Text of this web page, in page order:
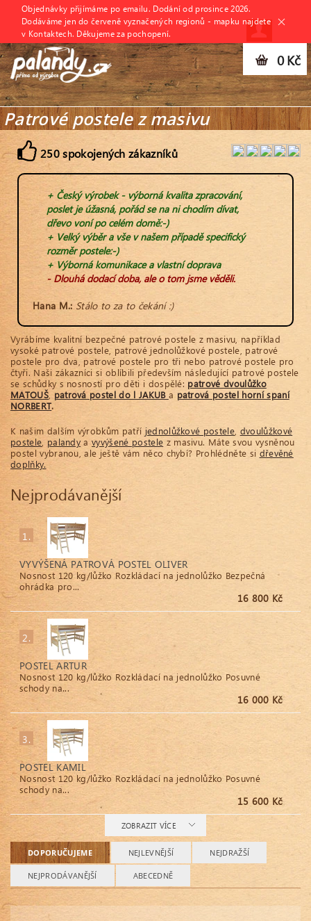
Objednávky přijímáme po emailu. Dodání od prosince 2026.
Dodáváme jen do červeně vyznačených regionů - mapku najdete
v Kontaktech. Děkujeme za pochopení.
0 Kč
Patrové postele z masivu
250 spokojených zákazníků
+ Český výrobek - výborná kvalita zpracování,
poslet je úžasná, pořád se na ni chodím dívat,
dřevo voní po celém domě:-)
+ Velký výběr a vše v našem případě specifický
rozměr postele:-)
+ Výborná komunikace a vlastní doprava
- Dlouhá dodací doba, ale o tom jsme věděli.
Hana M.: Stálo to za to čekání :)
Vyrábíme kvalitní bezpečné patrové postele z masivu, například
vysoké patrové postele, patrové jednolůžkové postele, patrové
postele pro dva, patrové postele pro tři nebo patrové postele pro
čtyři. Naši zákazníci si oblíbili především následující patrové postele
se schůdky s nosností pro děti i dospělé: patrové dvoulůžko
MATOUŠ, patrová postel do l JAKUB a patrová postel horní spaní
NORBERT.
K našim dalším výrobkům patří jednolůžkové postele dvoulůžkové
postele palandyavyvýšené postele z masivu. Máte svou vysněnou
postel vybranou, ale ještě vám něco chybí? Prohlédněte si dřevěné
doplňky.
Nejprodávanější
1.
VYVÝŠENÁ PATROVÁ POSTEL OLIVER
Nosnost 120 kg/lůžko Rozkládací na jednolůžko Bezpečná
ohrádka pro...
16 800 Kč
2.
POSTEL ARTUR
Nosnost 120 kg/lůžko Rozkládací na jednolůžko Posuvné
schody na...
16 000 Kč
3.
POSTEL KAMIL
Nosnost 120 kg/lůžko Rozkládací na jednolůžko Posuvné
schody na...
15 600 Kč
ZOBRAZIT VÍCE
DOPORUČUJEME NEJLEVNĚJŠÍ NEJDRAŽŠÍ
NEJPRODÁVANĚJŠÍ ABECEDNĚ